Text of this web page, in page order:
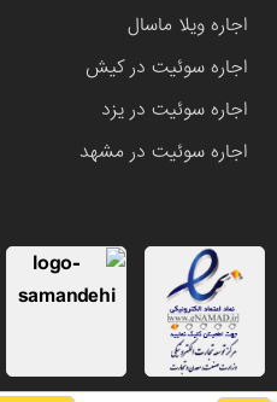
اجاره ویلا ماسال
اجاره سوئیت در کیش
اجاره سوئیت در یزد
اجاره سوئیت در مشهد